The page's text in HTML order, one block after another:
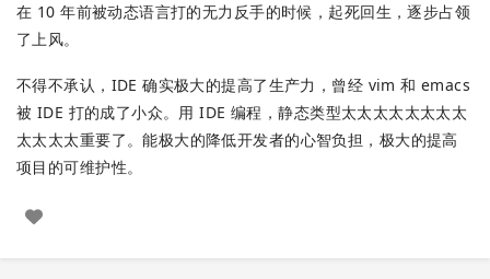
在 10 年前被动态语言打的无力反手的时候，起死回生，逐步占领
了上风。
不得不承认，IDE 确实极大的提高了生产力，曾经 vim 和 emacs
被 IDE 打的成了小众。用 IDE 编程，静态类型太太太太太太太太
太太太太重要了。能极大的降低开发者的心智负担，极大的提高
项目的可维护性。